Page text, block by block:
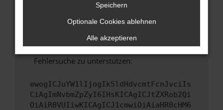
Wende dich an den Webseitenbetreiber.
Wenn du alle oben genannten Schritte versucht
hast, kontaktiere uns bitte. Wir werden
versuchen, das Problem zu beheben. Du kannst
uns diesen Text schicken, um uns bei der
Fehlersuche zu unterstützen:
ewogICJuYW1lIjogIk5ldHdvcmtFcnJvciIs
CiAgImNvbmZpZyI6IHsKICAgICJtZXRob2Qi
OiAiR0VUIiwKICAgICJ1cmwiOiAiaHR0cHM6
Speichern
Optionale Cookies ablehnen
Alle akzeptieren